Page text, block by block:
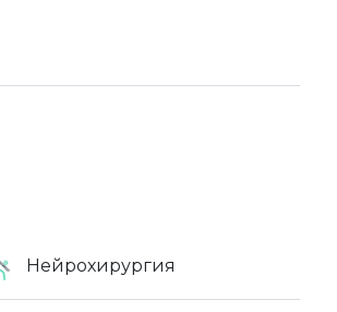
Нейрохирургия